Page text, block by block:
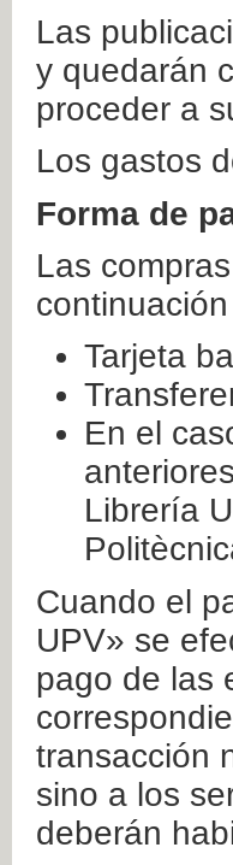
Las
y quedarán
proceder a
Los gastos
Forma de
Las
Tarjeta
En el
Librería
Cuando el
UPV» se
pago de las
transacción
sino a los
deberán